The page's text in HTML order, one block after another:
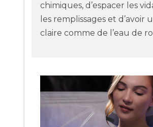
chimiques, d’espacer les
les remplissages et d’avoir
claire comme de l’eau de